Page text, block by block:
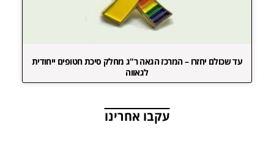
עד שכולם יחזרו – המרכז הגאה ר"ג מחלק סיכת חטופים ייחודית
לגאווה
עקבו אחרינו